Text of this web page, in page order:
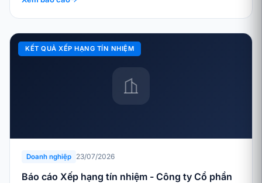
KẾT QUẢ XẾP HẠNG TÍN NHIỆM
Doanh nghiệp 23/07/2026
Báo cáo Xếp hạng tín nhiệm - Công ty Cổ phần